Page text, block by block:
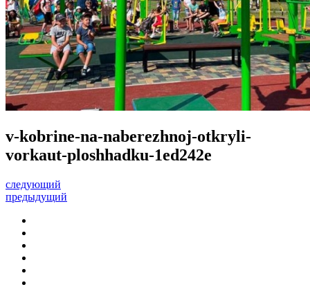
v-kobrine-na-naberezhnoj-otkryli-
vorkaut-ploshhadku-1ed242e
следующий
предыдущий